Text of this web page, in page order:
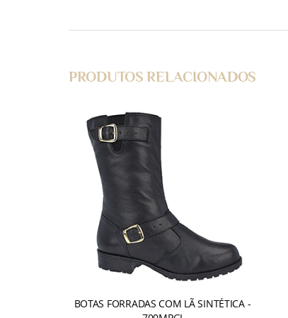
PRODUTOS RELACIONADOS
BOTAS FORRADAS COM LÃ SINTÉTICA -